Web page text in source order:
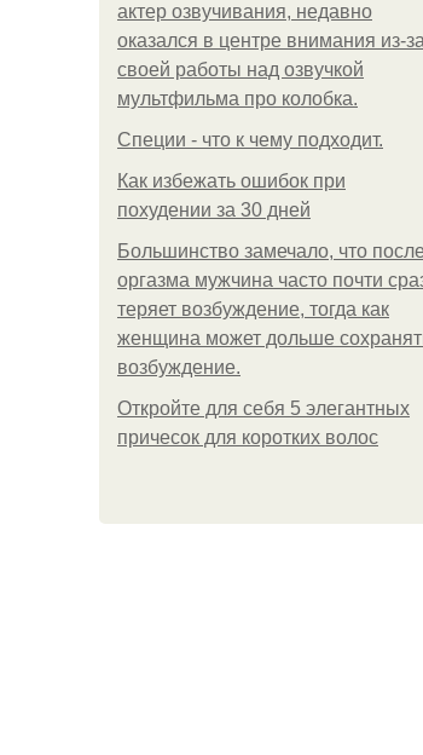
актер озвучивания, недавно
оказался в центре внимания из-за
своей работы над озвучкой
мультфильма про колобка.
Специи - что к чему подходит.
Как избежать ошибок при
похудении за 30 дней
Большинство замечало, что после
оргазма мужчина часто почти
теряет возбуждение, тогда как
женщина может дольше
возбуждение.
Откройте для себя 5 элегантных
причесок для коротких волос